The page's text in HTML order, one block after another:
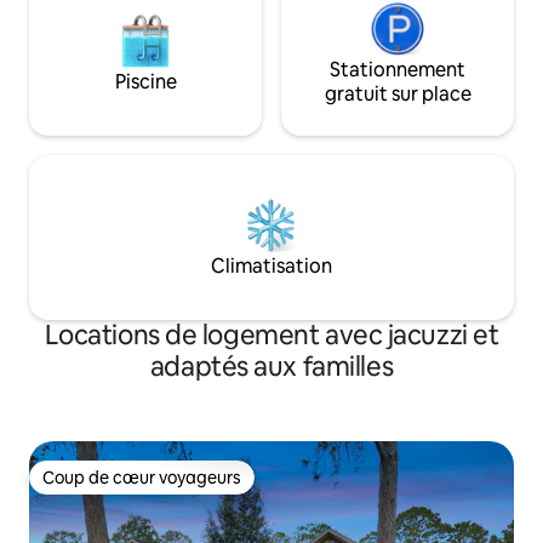
Piscine
Stationnement
gratuit sur place
Climatisation
Locations de logement avec jacuzzi et
adaptés aux familles
Coup de cœur voyageurs
Coup de cœur voyageurs